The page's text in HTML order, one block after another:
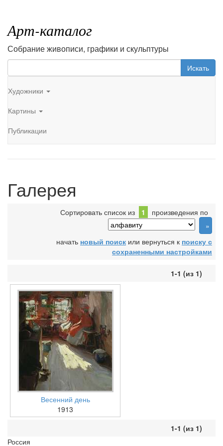
Арт-каталог
Собрание живописи, графики и скульптуры
Искать
Художники
Картины
Публикации
Галерея
Сортировать список из 1 произведения по
начать новый поиск или вернуться к поиску с
сохраненными настройками
1-1 (из 1)
Весенний день
1913
1-1 (из 1)
Россия